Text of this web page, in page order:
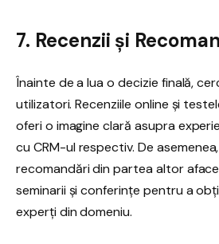
7. Recenzii și
Înainte de a lua o decizie finală,
utilizatori. Recenziile online și
oferi o imagine clară asupra
cu CRM-ul respectiv. De
recomandări din partea altor
seminarii și conferințe pentru a
experți din domeniu.